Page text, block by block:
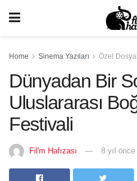
Home Sinema Yazıları Özel
Dünyadan Bir
Uluslararası
Festivali
Fil'm Hafızası 8 yıl önce